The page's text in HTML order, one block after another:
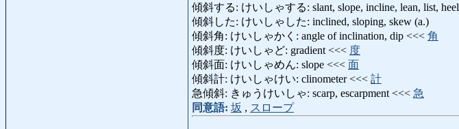
傾斜する: けいしゃする: slant, slope, incline, lean, list, heel
傾斜した: けいしゃした: inclined, sloping, skew (a.)
傾斜角: けいしゃかく: angle of inclination, dip <<< 角
傾斜度: けいしゃど: gradient <<< 度
傾斜面: けいしゃめん: slope <<< 面
傾斜計: けいしゃけい: clinometer <<< 計
急傾斜: きゅうけいしゃ: scarp, escarpment <<< 急
同意語: 坂 , スロープ